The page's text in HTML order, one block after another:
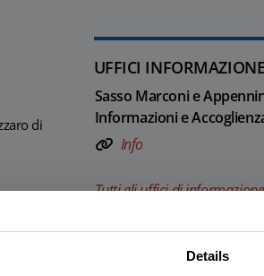
Details
di
UFFICI
Sasso Marconi e
Informazioni e
Info
Tutti gli uffici di